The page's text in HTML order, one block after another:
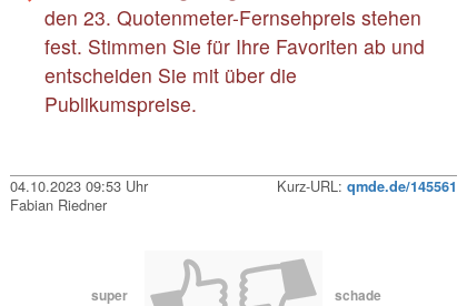
den 23. Quotenmeter-Fernsehpreis stehen
fest. Stimmen Sie für Ihre Favoriten ab und
entscheiden Sie mit über die
Publikumspreise.
04.10.2023 09:53 Uhr Kurz-URL: qmde.de/145561
Fabian Riedner
super schade